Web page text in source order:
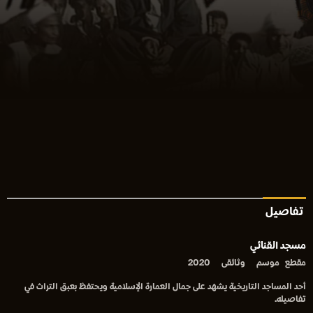
تفاصيل
مسجد القنائي
مقطع موسم وثائقى 2020
أحد المساجد التاريخية يشهد على جمال العمارة الإسلامية ويحتفظ بعبق التراث في
تفاصيله.